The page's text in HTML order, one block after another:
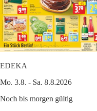
EDEKA
Mo. 3.8. - Sa. 8.8.2026
Noch bis morgen gültig